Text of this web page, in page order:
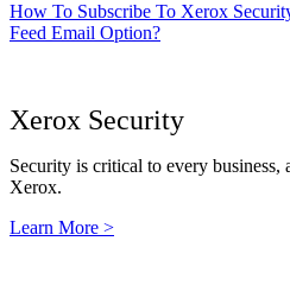
How To Subscribe To Xerox
Feed Email Option?
Xerox Security
Security is critical to every business,
Xerox.
Learn More >